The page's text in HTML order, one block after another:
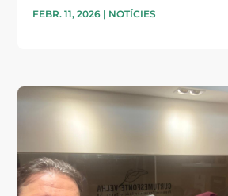
FEBR. 11, 2026 | NOTÍCIES